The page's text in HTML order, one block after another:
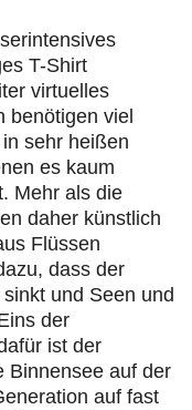
T-Shirt
virtuelles
benötigen viel
sehr heißen
es kaum
Mehr als die
daher künstlich
Flüssen
dass der
und Seen und
der
ist der
Binnensee auf der
auf fast